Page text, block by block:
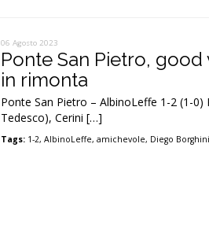
06 Agosto 2023
Ponte San Pietro,
in rimonta
Ponte San Pietro – AlbinoLeffe 1-2 (1-0)
Tedesco), Cerini […]
Tags: 1-2,AlbinoLeffe,amichevole, Diego